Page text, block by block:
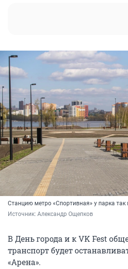
Станцию метро «Спортивная» у парка так
Источник: Александр Ощепков
В День города и к VK Fest
транспорт будет
«Арена».